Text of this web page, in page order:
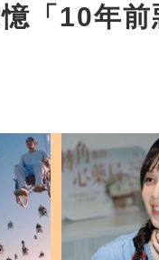
「10年